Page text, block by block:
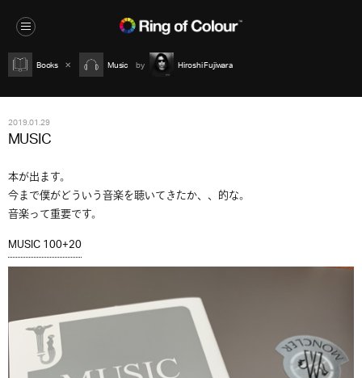
Books Music Hiroshi Fujiwara
2019.01.29
MUSIC
本が出ます。
今まで僕がどういう音楽を聴いてきたか、、的な。
音楽って重要です。
MUSIC 100+20